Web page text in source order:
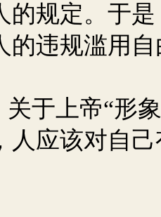
的规定。于
的违规滥用
关于上帝“形
人应该对自